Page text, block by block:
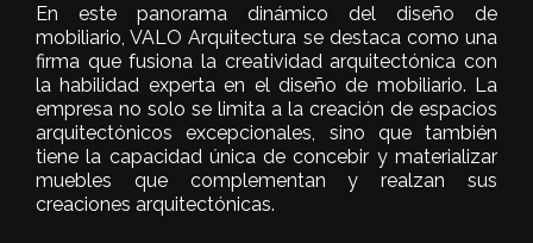
En este panorama dinámico del diseño de
mobiliario, VALO Arquitectura se destaca como una
firma que fusiona la creatividad arquitectónica con
la habilidad experta en el diseño de mobiliario. La
empresa no solo se limita a la creación de espacios
arquitectónicos excepcionales, sino que también
tiene la capacidad única de concebir y materializar
muebles que complementan y realzan sus
creaciones arquitectónicas.